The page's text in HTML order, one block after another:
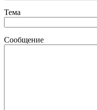
Тема
Сообщение